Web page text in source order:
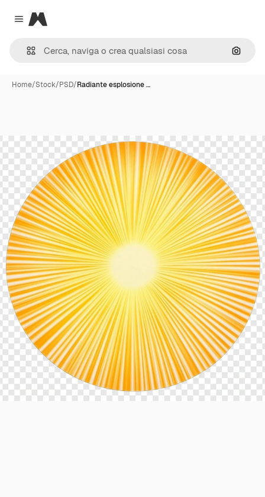
Close menu
Magnific
Cerca
Home/Stock/PSD/Radiante esplosione …